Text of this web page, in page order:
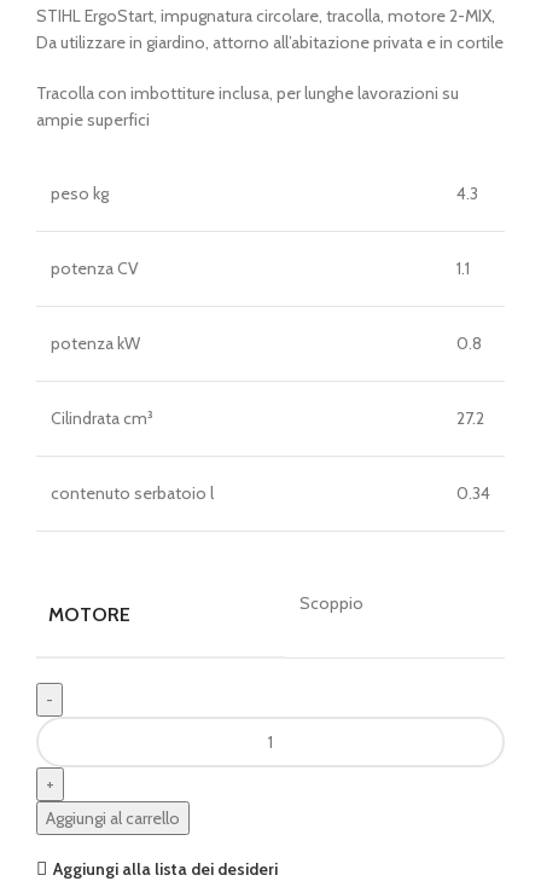
STIHL ErgoStart, impugnatura circolare, tracolla, motore 2-MIX,
Da utilizzare in giardino, attorno all’abitazione privata e in cortile
Tracolla con imbottiture inclusa, per lunghe lavorazioni su
ampie superfici
peso kg 4.3
potenza CV 1.1
potenza kW 0.8
Cilindrata cm³ 27.2
contenuto serbatoio l 0.34
MOTORE Scoppio
Motore
KOMBI
Multifunzione
STIHL
KM
56
Aggiungi al carrello
Aggiungi alla lista dei desideri